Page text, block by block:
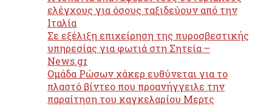
ελέγχους για όσους ταξιδεύουν από την
Ιταλία
Σε εξέλιξη επιχείρηση της πυροσβεστικής
υπηρεσίας για φωτιά στη Σητεία –
News.gr
Ομάδα Ρώσων χάκερ ευθύνεται για το
πλαστό βίντεο που προανήγγειλε την
παραίτηση του καγκελαρίου Μερτς